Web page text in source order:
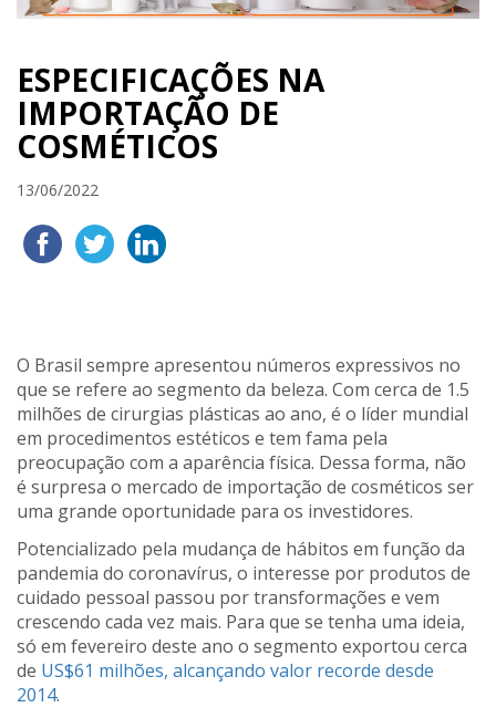
ESPECIFICAÇÕES NA
IMPORTAÇÃO DE
COSMÉTICOS
13/06/2022
O Brasil sempre apresentou números expressivos no
que se refere ao segmento da beleza. Com cerca de 1.5
milhões de cirurgias plásticas ao ano, é o líder mundial
em procedimentos estéticos e tem fama pela
preocupação com a aparência física. Dessa forma, não
é surpresa o mercado de importação de cosméticos ser
uma grande oportunidade para os investidores.
Potencializado pela mudança de hábitos em função da
pandemia do coronavírus, o interesse por produtos de
cuidado pessoal passou por transformações e vem
crescendo cada vez mais. Para que se tenha uma ideia,
só em fevereiro deste ano o segmento exportou cerca
de US$61 milhões, alcançando valor recorde desde
2014.